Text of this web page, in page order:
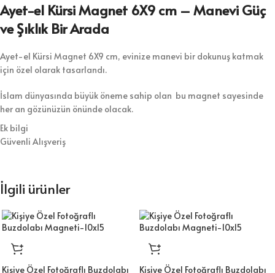
Ayet-el Kürsi Magnet 6X9 cm – Manevi Güç
ve Şıklık Bir Arada
Ayet-el Kürsi Magnet 6X9 cm, evinize manevi bir dokunuş katmak
için özel olarak tasarlandı.
İslam dünyasında büyük öneme sahip olan bu magnet sayesinde
her an gözünüzün önünde olacak.
Yüksek kaliteli baskı ve canlı renklerle hazırlanan bu magnet, klasik
hat sanatının zarif çizgileriyle süslenmiştir.
gibi metal yüzeylere kolayca tutunur.
İster kendiniz için alın, ister sevdiklerinize anlamlı bir hediye olarak
sunun.
Ayet-el Kürsi Magnet ile manevi atmosferi her ortamda hissedin.
Ek bilgi
Güvenli Alışveriş
İlgili ürünler
Kişiye Özel Fotoğraflı Buzdolabı
Kişiye Özel Fotoğraflı Buzdolabı